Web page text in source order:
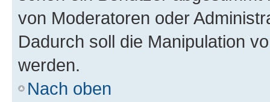
von Moderatoren oder
Dadurch soll die Manipulation
werden.
Nach oben